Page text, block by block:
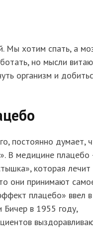
Мы хотим спать, а
но мысли
организм и
постоянно думает,
В медицине плацебо
которая лечит
они принимают
плацебо» ввел в
Бичер в 1955 году,